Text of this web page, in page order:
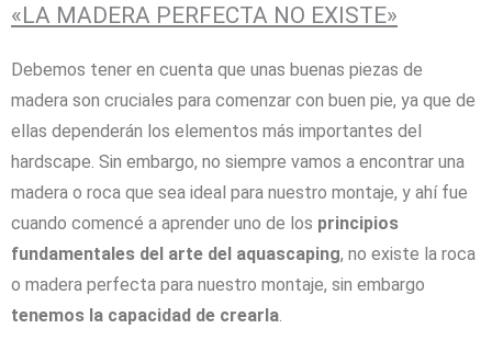
«LA MADERA PERFECTA NO EXISTE»
Debemos tener en cuenta que unas buenas piezas de
madera son cruciales para comenzar con buen pie, ya que de
ellas dependerán los elementos más importantes del
hardscape. Sin embargo, no siempre vamos a encontrar una
madera o roca que sea ideal para nuestro montaje, y ahí fue
cuando comencé a aprender uno de los principios
fundamentales del arte del aquascaping, no existe la roca
o madera perfecta para nuestro montaje, sin embargo
tenemos la capacidad de crearla